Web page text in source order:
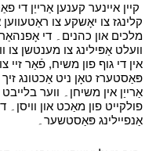
קיין איינער קענען אַרייַן די
קלינגז צו יאָשקע צו
מלכים און כהנים۔ די
וועלט אַפּילינג צו מענטשן
אין די גוף פון משיח, פֿאַר זיי
פּאַסטערז טאָן ניט אַכטונג
אַרייַן אין משיחן۔ ווער בלייבט
פולקייט פון מאַכט און
אַנפיילינג פּאַסטשער۔